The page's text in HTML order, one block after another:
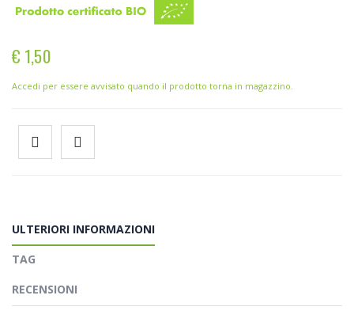
€ 1,50
Accedi per essere avvisato quando il prodotto torna in magazzino.
ULTERIORI INFORMAZIONI
TAG
RECENSIONI